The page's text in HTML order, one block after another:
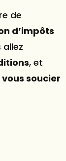
de
d’impôts
allez
, et
soucier